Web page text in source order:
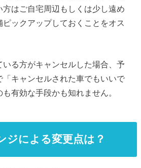
はご自宅周辺もしくは少し遠め
ックアップしておくことをオス
る方がキャンセルした場合、予
キャンセルされた車でもいいで
有効な手段かも知れません。
ジによる変更点は？